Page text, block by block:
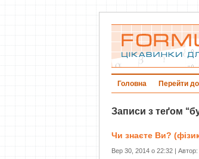
Головна Перейти
Записи з теґом
Чи знаєте Ви?
Вер 30, 2014 о 22:32 |